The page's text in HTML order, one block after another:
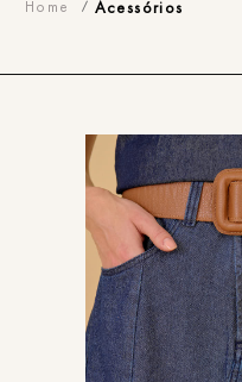
Acessórios